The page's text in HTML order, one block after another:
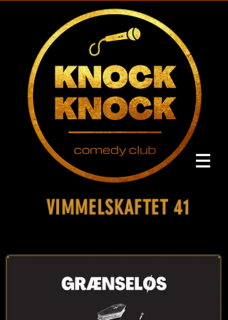
VIMMELSKAFTET 41